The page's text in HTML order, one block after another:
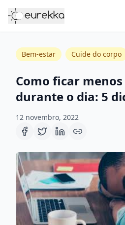
Bem-estar Cuide do corpo
Como ficar
durante o dia: 5
12 novembro, 2022